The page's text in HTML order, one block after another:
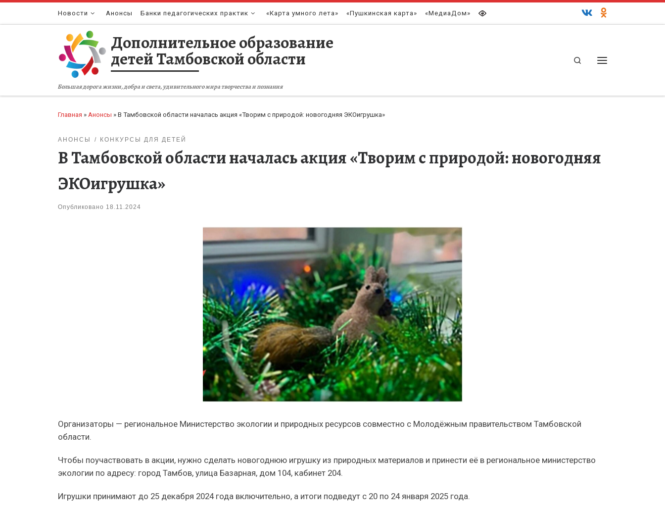
Перейти к содержимому
Новости Анонсы Банки педагогических практик «Карта умного лета» «Пушкинская карта» «МедиаДом»
Дополнительное образование
детей Тамбовской области
Большая дорога жизни, добра и света, удивительного мира творчества и познания
Search
Главная » Анонсы » В Тамбовской области началась акция «Творим с природой: новогодняя ЭКОигрушка»
АНОНСЫ КОНКУРСЫ ДЛЯ ДЕТЕЙ
В Тамбовской области началась акция «Творим с природой: новогодняя
ЭКОигрушка»
Опубликовано 18.11.2024
Организаторы — региональное Министерство экологии и природных ресурсов совместно с Молодёжным правительством Тамбовской
области.
Чтобы поучаствовать в акции, нужно сделать новогоднюю игрушку из природных материалов и принести её в региональное министерство
экологии по адресу: город Тамбов, улица Базарная, дом 104, кабинет 204.
Игрушки принимают до 25 декабря 2024 года включительно, а итоги подведут с 20 по 24 января 2025 года.